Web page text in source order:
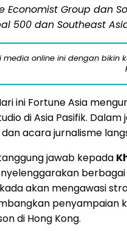
Group dan
500 dan Southeast
online ini dengan
ini Fortune Asia
di Asia Pasifik.
acara jurnalisme
jawab kepada
akan mengawasi
penyampaian
di Hong Kong.